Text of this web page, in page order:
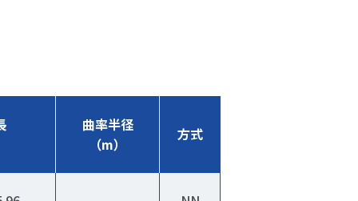
曲率半径
（m）
方式